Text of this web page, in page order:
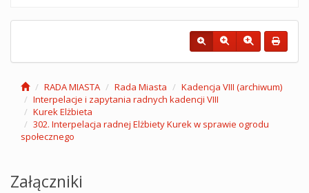
RADA MIASTA Rada Miasta
Kadencja VIII (archiwum)
Interpelacje i zapytania radnych kadencji VIII
Kurek Elżbieta
302. Interpelacja radnej Elżbiety Kurek w sprawie ogrodu
społecznego
Załączniki